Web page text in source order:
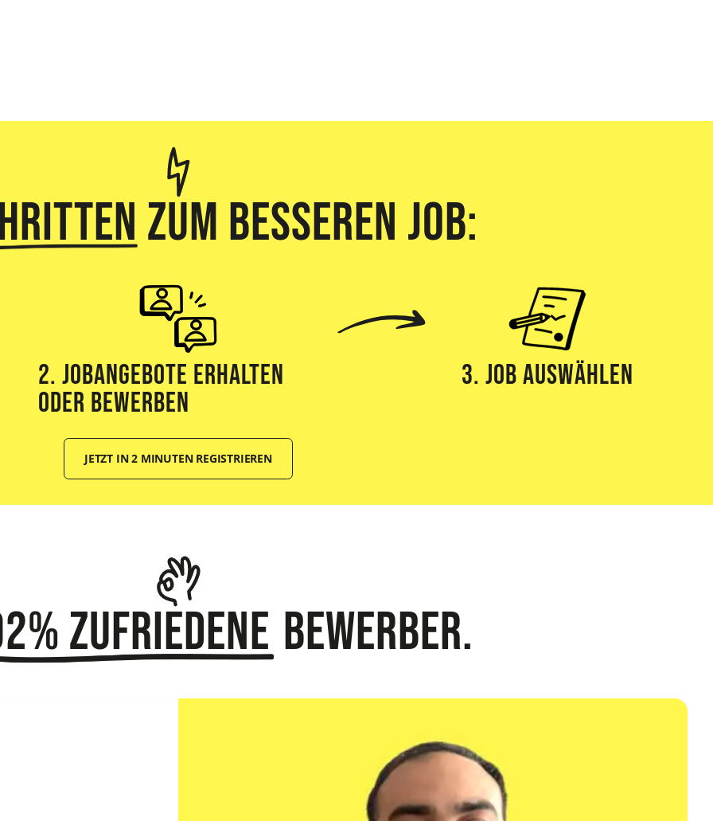
zum besseren Job:
2. Jobangebote erhalten
oder bewerben
3. Job Auswählen
JETZT IN 2 MINUTEN REGISTRIEREN
zufriedene Bewerber.